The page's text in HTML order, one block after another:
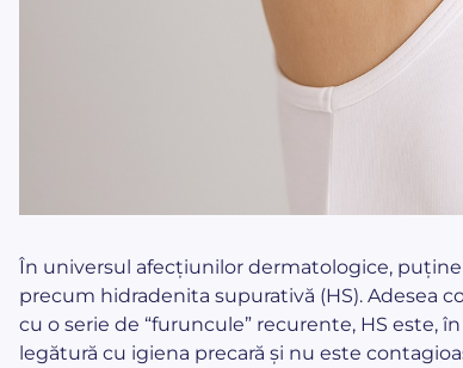
În universul afecțiunilor dermatologice,
precum hidradenita supurativă (HS). Adesea
cu o serie de “furuncule” recurente, HS este,
legătură cu igiena precară și nu este